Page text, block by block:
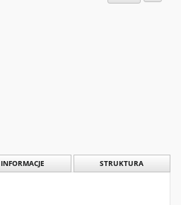
INFORMACJE STRUKTURA